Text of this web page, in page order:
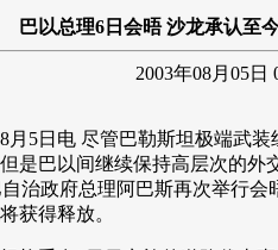
巴以总理6日会晤 沙龙承认至
2003年08月05日
日电 尽管巴勒斯坦极端武装
是巴以间继续保持高层次的外
治政府总理阿巴斯再次举行
获得释放。